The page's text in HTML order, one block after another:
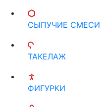
СЫПУЧИЕ СМЕСИ
ТАКЕЛАЖ
ФИГУРКИ